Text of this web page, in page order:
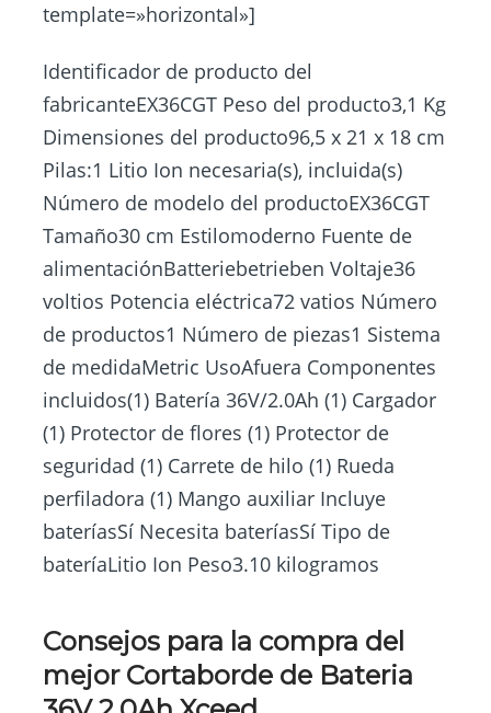
template=»horizontal»]
Identificador de producto del
fabricanteEX36CGT Peso del producto3,1 Kg
Dimensiones del producto96,5 x 21 x 18 cm
Pilas:1 Litio Ion necesaria(s), incluida(s)
Número de modelo del productoEX36CGT
Tamaño30 cm Estilomoderno Fuente de
alimentaciónBatteriebetrieben Voltaje36
voltios Potencia eléctrica72 vatios Número
de productos1 Número de piezas1 Sistema
de medidaMetric UsoAfuera Componentes
incluidos(1) Batería 36V/2.0Ah (1) Cargador
(1) Protector de flores (1) Protector de
seguridad (1) Carrete de hilo (1) Rueda
perfiladora (1) Mango auxiliar Incluye
bateríasSí Necesita bateríasSí Tipo de
bateríaLitio Ion Peso3.10 kilogramos
Consejos para la compra del
mejor Cortaborde de Bateria